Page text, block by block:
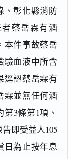
、彰化縣消防
蔡岳霖有酒
本件事故蔡岳
驗血液中所含
逕認蔡岳霖有
霖並無任何酒
3條第1項、
即受益人105
日為止按年息